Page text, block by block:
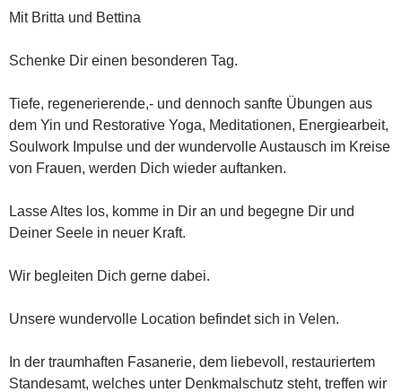
Mit Britta und Bettina
Schenke Dir einen besonderen Tag.
Tiefe, regenerierende,- und dennoch sanfte Übungen aus
dem Yin und Restorative Yoga, Meditationen, Energiearbeit,
Soulwork Impulse und der wundervolle Austausch im Kreise
von Frauen, werden Dich wieder auftanken.
Lasse Altes los, komme in Dir an und begegne Dir und
Deiner Seele in neuer Kraft.
Wir begleiten Dich gerne dabei.
Unsere wundervolle Location befindet sich in Velen.
In der traumhaften Fasanerie, dem liebevoll, restauriertem
Standesamt, welches unter Denkmalschutz steht, treffen wir